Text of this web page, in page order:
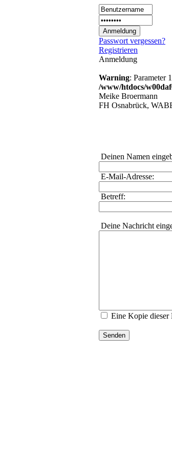
Passwort vergessen?
Registrieren
Anmeldung
Warning: Parameter
/www/htdocs/
Meike Broermann
FH Osnabrück,
Deinen Namen
E-Mail-Adresse:
Betreff:
Deine Nachricht
Eine Kopie dieser
Senden